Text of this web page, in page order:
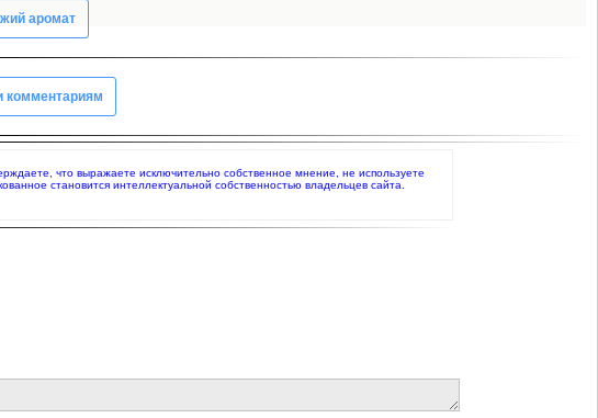
аромат
комментариям
что выражаете исключительно собственное мнение, не используете
становится интеллектуальной собственностью владельцев сайта.